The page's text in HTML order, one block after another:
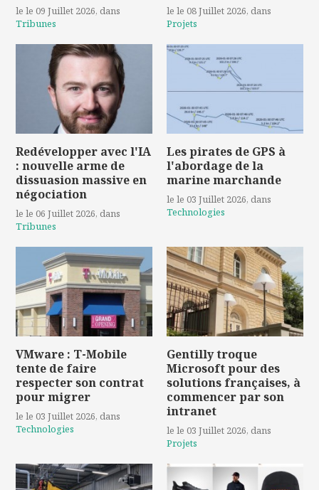
le le 09 Juillet 2026, dans
Tribunes
le le 08 Juillet 2026, dans
Projets
Redévelopper avec l'IA
: nouvelle arme de
dissuasion massive en
négociation
le le 06 Juillet 2026, dans
Tribunes
Les pirates de GPS à
l'abordage de la
marine marchande
le le 03 Juillet 2026, dans
Technologies
VMware : T-Mobile
tente de faire
respecter son contrat
pour migrer
le le 03 Juillet 2026, dans
Technologies
Gentilly troque
Microsoft pour des
solutions françaises, à
commencer par son
intranet
le le 03 Juillet 2026, dans
Projets